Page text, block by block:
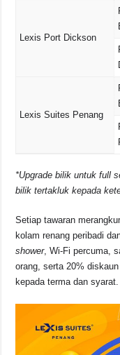
Lexis Port Dickson
Lexis Suites Penang
*Upgrade bilik untuk full
bilik tertakluk kepada
Setiap tawaran
kolam renang peribadi
shower, Wi-Fi percuma,
orang, serta 20%
kepada terma dan syarat.